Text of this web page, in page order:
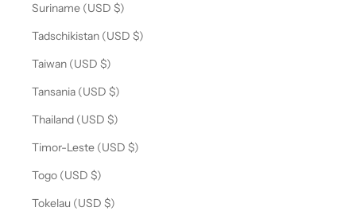
Suriname (USD $)
Tadschikistan (USD $)
Taiwan (USD $)
Tansania (USD $)
Thailand (USD $)
Timor-Leste (USD $)
Togo (USD $)
Tokelau (USD $)